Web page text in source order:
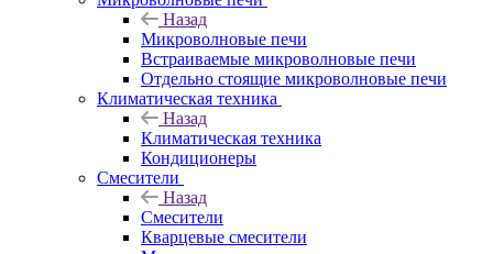
Назад
Микроволновые печи
Встраиваемые микроволновые печи
Отдельно стоящие микроволновые печи
Климатическая техника
Назад
Климатическая техника
Кондиционеры
Смесители
Назад
Смесители
Кварцевые смесители